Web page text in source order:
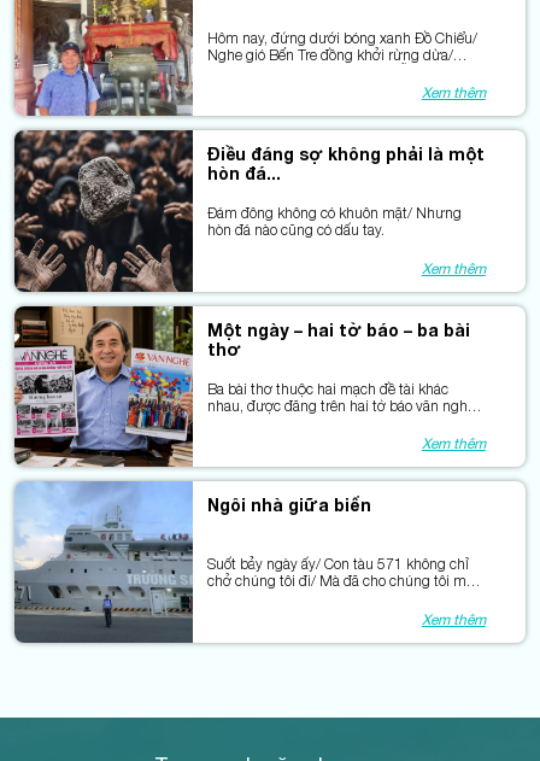
Hôm nay, đứng dưới bóng xanh Đồ Chiểu/
Nghe gió Bến Tre đồng khởi rừng dừa/
những người... nhắm mắt để nhìn xa.Xem thêm
Điều đáng sợ không phải là một
hòn đá...
Đám đông không có khuôn mặt/ Nhưng
hòn đá nào cũng có dấu tay.
Xem thêm
Một ngày – hai tờ báo – ba bài
thơ
Ba bài thơ thuộc hai mạch đề tài khác
nhau, được đăng trên hai tờ báo văn nghệ
Xem thêm
Ngôi nhà giữa biển
Suốt bảy ngày ấy/ Con tàu 571 không chỉ
chở chúng tôi đi/ Mà đã cho chúng tôi một
Xem thêm